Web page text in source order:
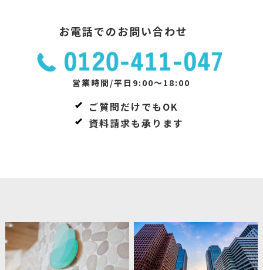
お電話でのお問い合わせ
営業時間/平日9:00～18:00
ご質問だけでもOK
資料請求も承ります